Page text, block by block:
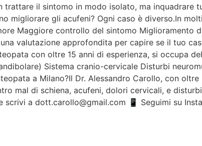
trattare il sintomo in modo isolato, ma
migliorare gli acufeni? Ogni caso è diverso.In
Maggiore controllo del sintomo Miglioramento
valutazione approfondita per capire se il tuo
con oltre 15 anni di esperienza, si occupa
Sistema cranio-cervicale Disturbi
a Milano?Il Dr. Alessandro Carollo, con
mal di schiena, acufeni, dolori cervicali, e
scrivi a dott.carollo@gmail.com 📱 Seguimi su